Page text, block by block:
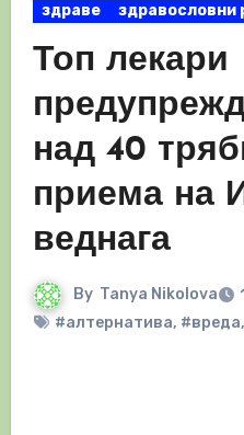
здраве здравословни
Топ лекари
над 40
приема на
веднага
By Tanya Nikolova
#алтернатива, #вреда,